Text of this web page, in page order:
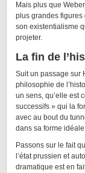
Mais plus que
plus grandes
son existentialisme
projeter.
La fin de
Suit un passage sur
philosophie de
un sens, qu’elle est
successifs » qui la
avec au bout du
dans sa forme
Passons sur le fait
l’état prussien et
dramatique est en